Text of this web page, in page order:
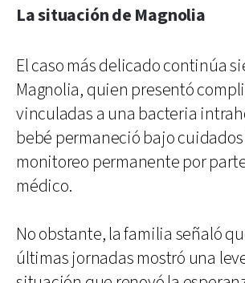
La situación de Magnolia
El caso más delicado continúa
Magnolia, quien presentó
vinculadas a una bacteria
bebé permaneció bajo
monitoreo permanente por
médico.
No obstante, la familia señaló
últimas jornadas mostró una